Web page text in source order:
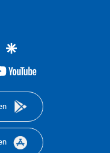
twittergoogle
youtube-